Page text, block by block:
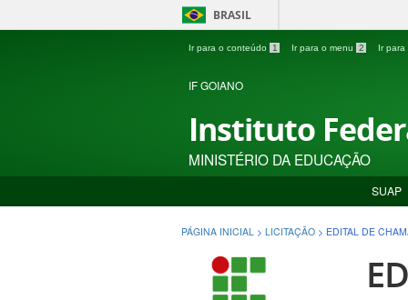
BRASIL
Ir para o conteúdo 1 Ir para o menu 2 Ir para
IF GOIANO
Instituto
MINISTÉRIO DA EDUCAÇÃO
SUAP
PÁGINA INICIAL > LICITAÇÃO > EDITAL DE